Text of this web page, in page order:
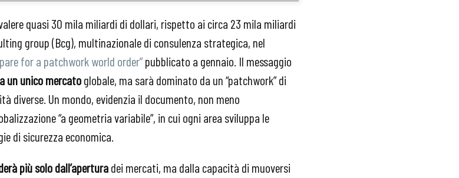
quasi 30 mila miliardi di dollari, rispetto ai circa 23 mila miliardi
group (Bcg), multinazionale di consulenza strategica, nel
for a patchwork world order”pubblicato a gennaio. Il messaggio
un unico mercatoglobale, ma sarà dominato da un “patchwork” di
diverse. Un mondo, evidenzia il documento, non meno
“a geometria variabile”, in cui ogni area sviluppa le
di sicurezza economica.
più solo dall’aperturadei mercati, ma dalla capacità di muoversi